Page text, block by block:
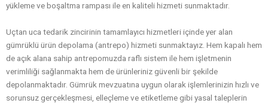
yükleme ve boşaltma rampası ile en kaliteli hizmeti sunmaktadır.
Uçtan uca tedarik zincirinin tamamlayıcı hizmetleri içinde yer alan
gümrüklü ürün depolama (antrepo) hizmeti sunmaktayız. Hem kapalı hem
de açık alana sahip antrepomuzda raflı sistem ile hem işletmenin
verimliliği sağlanmakta hem de ürünleriniz güvenli bir şekilde
depolanmaktadır. Gümrük mevzuatına uygun olarak işlemlerinizin hızlı ve
sorunsuz gerçekleşmesi, elleçleme ve etiketleme gibi yasal taleplerin